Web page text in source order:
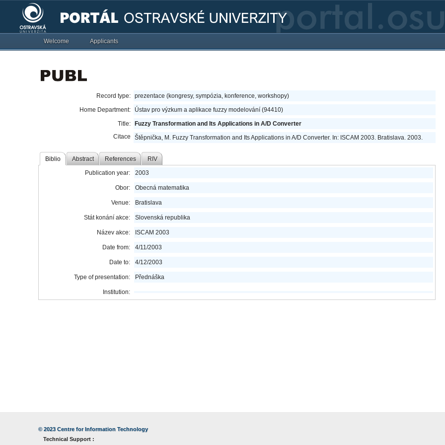
Welcome Applicants
Record type: prezentace (kongresy, sympózia, konference, workshopy)
Home Department:
Ústav pro výzkum a aplikace fuzzy modelování (94410)
Title:
Fuzzy Transformation and Its Applications in A/D Converter
Citace
Štěpnička, M. Fuzzy Transformation and Its Applications in A/D Converter. In: ISCAM 2003. Bratislava. 2003.
Biblio Abstract References RIV
Publication year: 2003
Obor: Obecná matematika
Venue: Bratislava
Stát konání akce: Slovenská republika
Název akce: ISCAM 2003
Date from: 4/11/2003
Date to: 4/12/2003
Type of presentation: Přednáška
Institution:
© 2023Centre for Information Technology
Technical Support :